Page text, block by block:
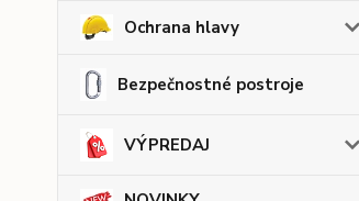
Ochrana hlavy
Bezpečnostné postroje
VÝPREDAJ